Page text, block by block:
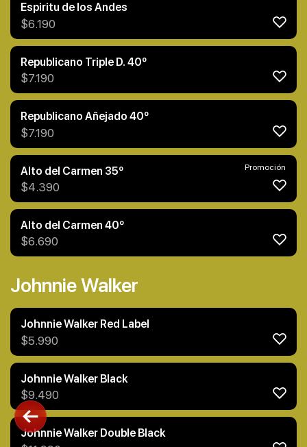
Espiritu de los Andes
$6.190
Republicano Triple D. 40º
$7.190
Republicano Añejado 40º
$7.190
Alto del Carmen 35º
$4.390
Promoción
Alto del Carmen 40º
$6.690
Johnnie Walker
Johnnie Walker Red Label
$5.990
Johnnie Walker Black
$9.490
Johnnie Walker Double Black